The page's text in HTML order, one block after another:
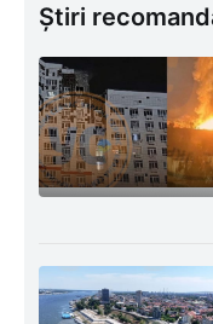
Știri